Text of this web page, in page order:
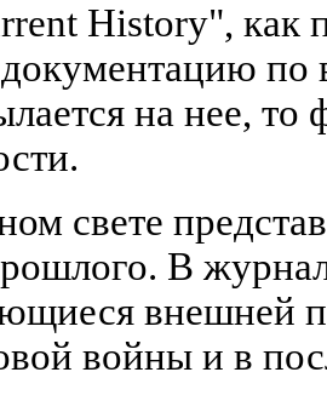
History", как
документацию
на нее, то
свете
В
внешней
войны и в